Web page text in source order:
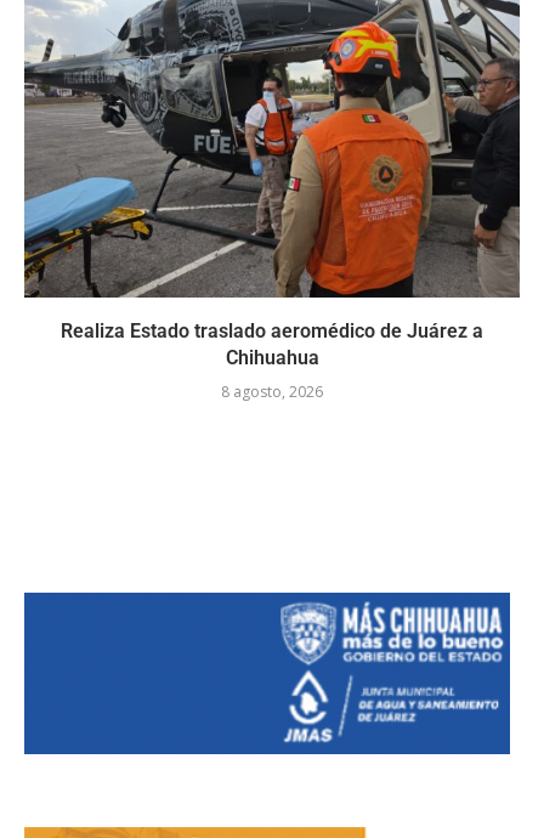
Realiza Estado traslado aeromédico de Juárez a
Chihuahua
8 agosto, 2026